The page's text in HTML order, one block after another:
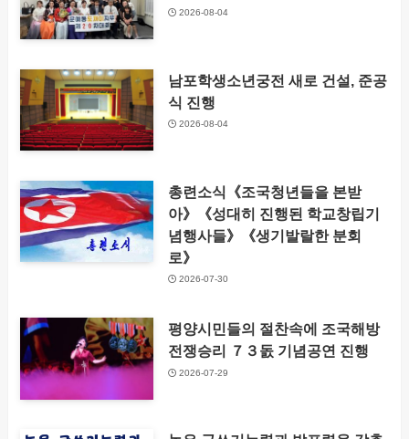
2026-08-04
남포학생소년궁전 새로 건설, 준공
식 진행
2026-08-04
총련소식《조국청년들을 본받
아》《성대히 진행된 학교창립기
념행사들》《생기발랄한 분회
로》
2026-07-30
평양시민들의 절찬속에 조국해방
전쟁승리 ７３돐 기념공연 진행
2026-07-29